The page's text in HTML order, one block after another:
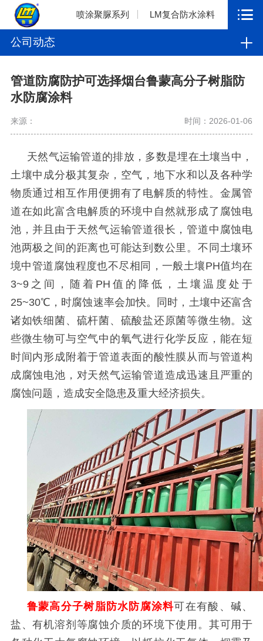
喷涂聚脲系列 LM复合防水涂料
公司动态
管道防腐防护可选择烟台鲁蒙高分子树脂防
水防腐涂料
来源： 时间：2026-01-06
天然气运输管道的排放，多数是埋在土壤当中，
土壤中成分极其复杂，空气，地下水和以及各种学
物质通过相互作用便拥有了电解质的特性。金属管
道在如此富含电解质的环境中自然就形成了腐蚀电
池，并且由于天然气运输管道很长，管道中腐蚀电
池两极之间的距离也可能达到数公里。不同土壤环
境中管道腐蚀程度也不尽相同，一般土壤PH值均在
3~9之间，随着 PH 值的降低，土壤温度处于
25~30℃，时腐蚀速率会加快。同时，土壤中还富含
诸如铁细菌、硫杆菌、硫酸盐还原菌等微生物。这
些微生物可与空气中的氧气进行化学反应，能在短
时间内形成附着于管道表面的酸性膜从而与管道构
成腐蚀电池，对天然气运输管道造成迅速且严重的
腐蚀问题，造成安全隐患及重大经济损失。
鲁蒙高分子树脂防水防腐涂料可在有酸、碱、
盐、有机溶剂等腐蚀介质的环境下使用。其可用于